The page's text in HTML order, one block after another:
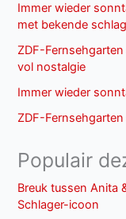
Immer wieder
met bekende
ZDF-
vol nostalgie
Immer wieder
ZDF-
Populair
Breuk tussen Anita
Schlager-icoon